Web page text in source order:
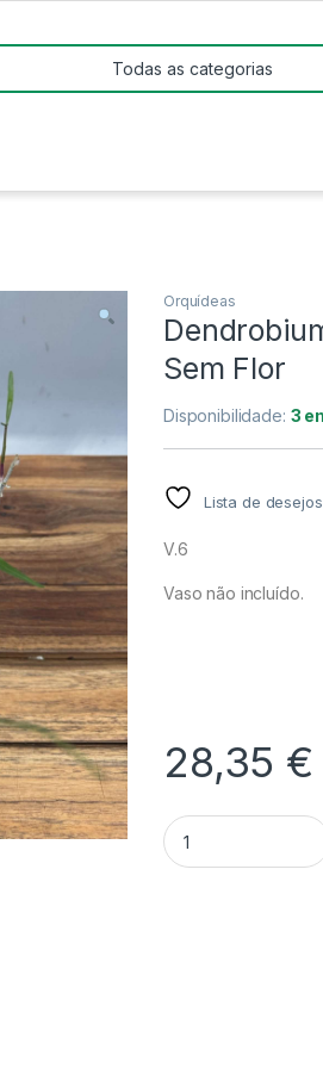
Orquídeas
Sem Flor
Disponibilidade: 3
Lista de desejos
V.6
Vaso não incluído.
28,35 €
Quantidade